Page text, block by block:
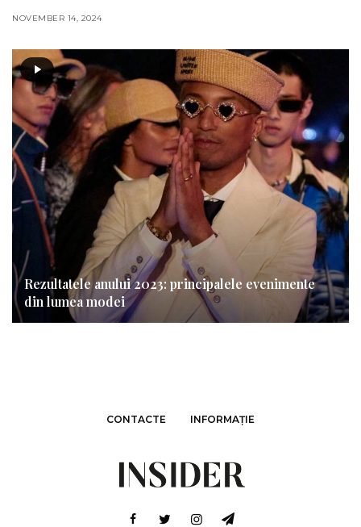
NOVEMBER 14, 2024
Rezultatele anului 2023: principalele evenimente
din lumea modei
CONTACTE INFORMAȚIE